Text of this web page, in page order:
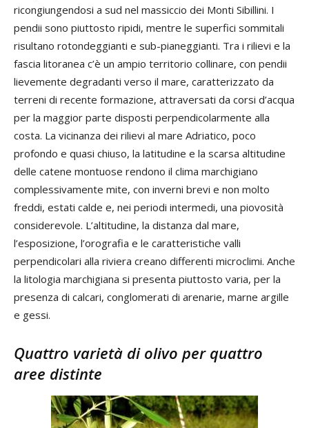
ricongiungendosi a sud nel massiccio dei Monti Sibillini. I
pendii sono piuttosto ripidi, mentre le superfici sommitali
risultano rotondeggianti e sub-pianeggianti. Tra i rilievi e la
fascia litoranea c’è un ampio territorio collinare, con pendii
lievemente degradanti verso il mare, caratterizzato da
terreni di recente formazione, attraversati da corsi d’acqua
per la maggior parte disposti perpendicolarmente alla
costa. La vicinanza dei rilievi al mare Adriatico, poco
profondo e quasi chiuso, la latitudine e la scarsa altitudine
delle catene montuose rendono il clima marchigiano
complessivamente mite, con inverni brevi e non molto
freddi, estati calde e, nei periodi intermedi, una piovosità
considerevole. L’altitudine, la distanza dal mare,
l’esposizione, l’orografia e le caratteristiche valli
perpendicolari alla riviera creano differenti microclimi. Anche
la litologia marchigiana si presenta piuttosto varia, per la
presenza di calcari, conglomerati di arenarie, marne argille
e gessi.
Quattro varietà di olivo per quattro
aree distinte